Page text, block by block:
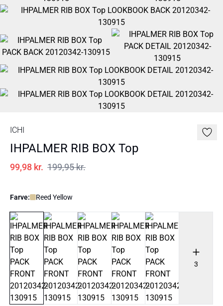
ICHI
IHPALMER RIB BOX Top
99,98 kr. 199,95 kr.
Farve: Reed Yellow
3